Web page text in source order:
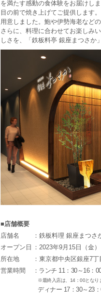
を満たす感動の食体験をお届けし
目の前で焼き上げてご提供します
用意しました。鮑や伊勢海老など
さらに、料理に合わせてお楽しみ
しさを、「鉄板料亭 銀座まつさか
■店舗概要
店舗名
：鉄板料理 銀座まつさ
オープン日
：2023年9月15日（金）
所在地
：東京都中央区銀座7
営業時間
：ランチ 11：30～16：
※最終入店は、14：00となり
ディナー 17：30～23